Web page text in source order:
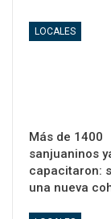
LOCALES
Más de 1400
sanjuaninos
capacitaron:
una nueva